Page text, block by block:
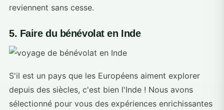
reviennent sans cesse.
5. Faire du bénévolat en Inde
S'il est un pays que les Européens aiment explorer
depuis des siècles, c'est bien l'Inde ! Nous avons
sélectionné pour vous des expériences enrichissantes